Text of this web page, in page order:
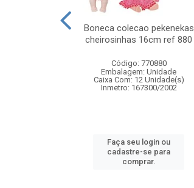
Boneca colecao pekenekas
cheirosinhas 16cm ref 880
Código: 770880
Embalagem: Unidade
Caixa Com: 12 Unidade(s)
Inmetro: 167300/2002
Faça seu login ou
cadastre-se para
comprar.